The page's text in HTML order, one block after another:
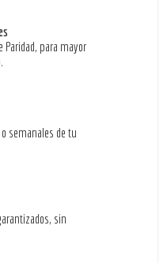
Paridad, para mayor
semanales de tu
sin